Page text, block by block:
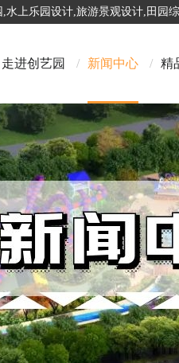
上乐园设计,旅游景观设计,田园
走进创艺园 / 新闻中心 / 精